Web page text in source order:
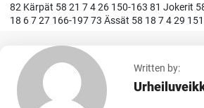
82 Kärpät 58 21 7 4 26 150-163 81 Jokerit
18 6 7 27 166-197 73 Ässät 58 18 7 4 29
Written by: